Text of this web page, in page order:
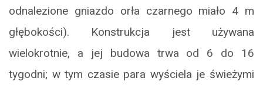
odnalezione gniazdo orła czarnego miało 4 m
głębokości). Konstrukcja jest używana
wielokrotnie, a jej budowa trwa od 6 do 16
tygodni; w tym czasie para wyściela je świeżymi